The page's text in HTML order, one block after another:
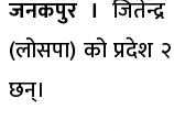
जनकपुर ।
(लोसपा) को
छन्।